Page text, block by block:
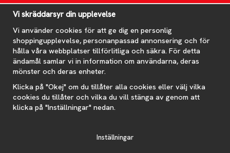
Om oss
FAQ
Nyheter
Nyhetsbrev
Om cookies
Prenumerera på nyhetsbrevet för våra bästa erbjudanden och
nyheter!
E-
postadress
Vi skräddarsyr din upplevelse
Vi använder cookies för att ge dig en personlig
shoppingupplevelse, personanpassad annonsering och för
hålla våra webbplatser tillförlitliga och säkra. För detta
ändamål samlar vi in information om användarna, deras
mönster och deras enheter.
Klicka på "Okej" om du tillåter alla cookies eller välj vilka
cookies du tillåter och vilka du vill stänga av genom att
klicka på "Inställningar" nedan.
Inställningar